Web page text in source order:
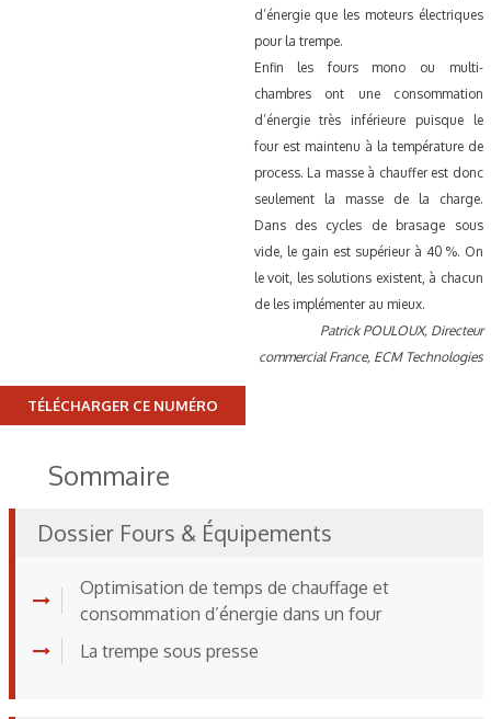
d’énergie que les moteurs électriques
pour la trempe.
Enfin les fours mono ou multi-
chambres ont une consommation
d’énergie très inférieure puisque le
four est maintenu à la température de
process. La masse à chauffer est donc
seulement la masse de la charge.
Dans des cycles de brasage sous
vide, le gain est supérieur à 40 %. On
le voit, les solutions existent, à chacun
de les implémenter au mieux.
Patrick POULOUX, Directeur
commercial France, ECM Technologies
TÉLÉCHARGER CE NUMÉRO
Sommaire
Dossier Fours & Équipements
Optimisation de temps de chauffage et
consommation d’énergie dans un four
La trempe sous presse